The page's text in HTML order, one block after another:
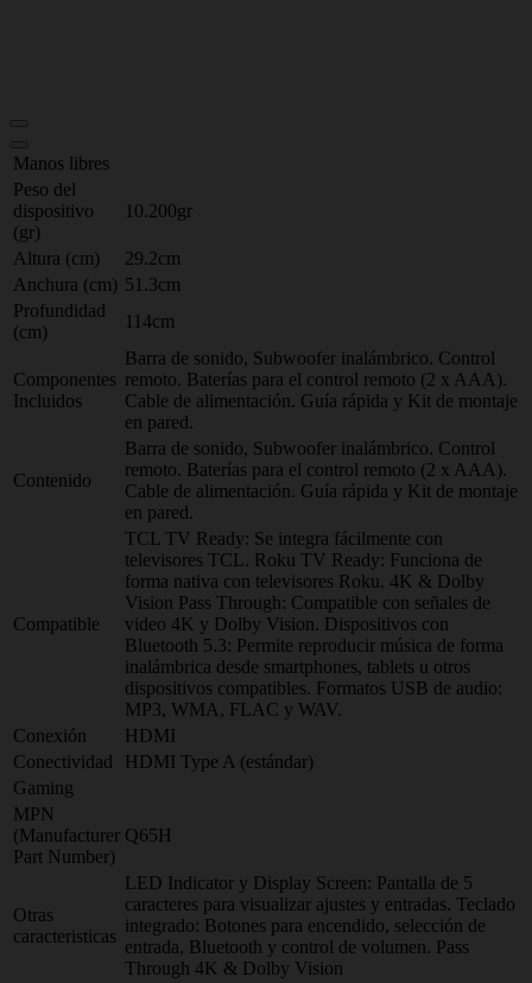
Manos libres
Peso del
dispositivo
(gr)
10.200gr
Altura (cm)
29.2cm
Anchura (cm) 51.3cm
Profundidad
(cm)
114cm
Componentes
Incluidos
Barra de sonido, Subwoofer inalámbrico. Control
remoto. Baterías para el control remoto (2 x AAA).
Cable de alimentación. Guía rápida y Kit de montaje
en pared.
Contenido
Barra de sonido, Subwoofer inalámbrico. Control
remoto. Baterías para el control remoto (2 x AAA).
Cable de alimentación. Guía rápida y Kit de montaje
en pared.
Compatible
TCL TV Ready: Se integra fácilmente con
televisores TCL. Roku TV Ready: Funciona de
forma nativa con televisores Roku. 4K & Dolby
Vision Pass Through: Compatible con señales de
video 4K y Dolby Vision. Dispositivos con
Bluetooth 5.3: Permite reproducir música de forma
inalámbrica desde smartphones, tablets u otros
dispositivos compatibles. Formatos USB de audio:
MP3, WMA, FLAC y WAV.
Conexión
HDMI
Conectividad
HDMI Type A (estándar)
Gaming
MPN
(Manufacturer
Part Number)
Q65H
Otras
caracteristicas
LED Indicator y Display Screen: Pantalla de 5
caracteres para visualizar ajustes y entradas. Teclado
integrado: Botones para encendido, selección de
entrada, Bluetooth y control de volumen. Pass
Through 4K & Dolby Vision